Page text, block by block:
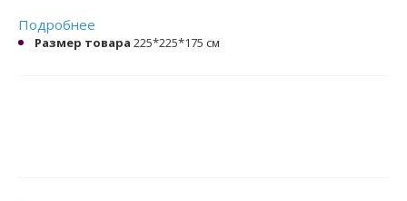
Подробнее
Размер товара 225*225*175 cм